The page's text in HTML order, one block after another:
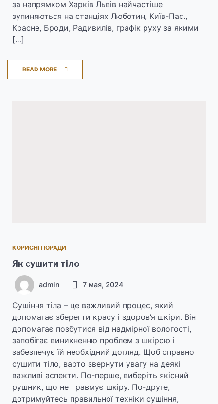
за напрямком Харків Львів найчастіше
зупиняються на станціях Люботин, Київ-Пас.,
Красне, Броди, Радивилів, графік руху за якими
[…]
READ MORE
КОРИСНІ ПОРАДИ
Як сушити тіло
admin 7 мая, 2024
Сушіння тіла – це важливий процес, який
допомагає зберегти красу і здоров’я шкіри. Він
допомагає позбутися від надмірної вологості,
запобігає виникненню проблем з шкірою і
забезпечує їй необхідний догляд. Щоб справно
сушити тіло, варто звернути увагу на деякі
важливі аспекти. По-перше, виберіть якісний
рушник, що не травмує шкіру. По-друге,
дотримуйтесь правильної техніки сушіння,